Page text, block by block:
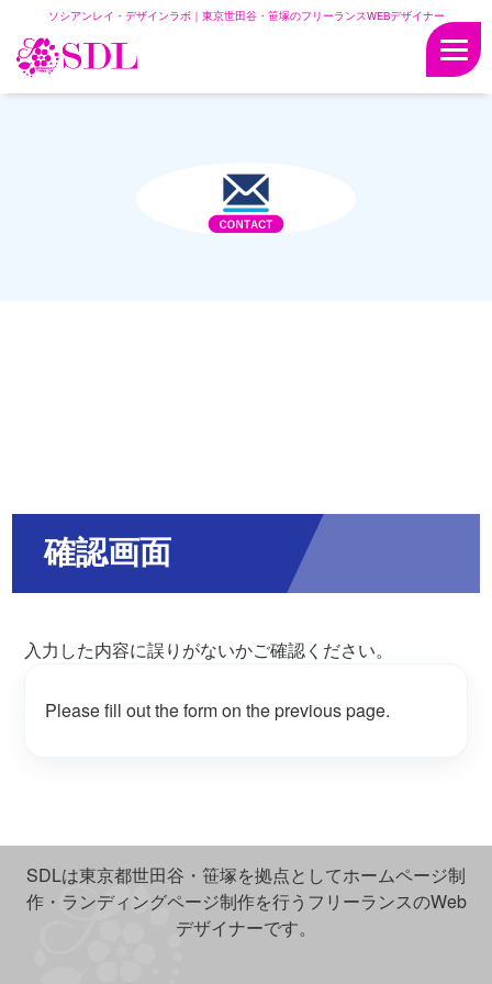
ソシアンレイ・デザインラボ｜東京世田谷・笹塚のフリーランスWEBデザイナー
ホーム>お問合わせ 確認画面
確認画面
入力した内容に誤りがないかご確認ください。
Please fill out the form on the previous page.
SDLは東京都世田谷・笹塚を拠点としてホームページ制
作・ランディングページ制作を行うフリーランスのWeb
デザイナーです。